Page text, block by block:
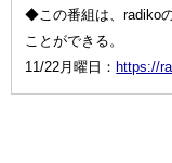
◆この番組は、radiko
ことができる。
11/22月曜日：https://